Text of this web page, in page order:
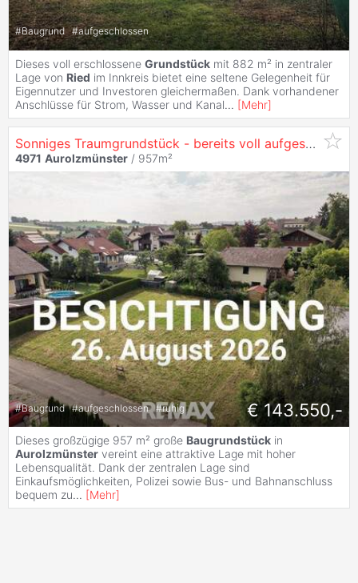
#Baugrund #aufgeschlossen
Dieses voll erschlossene Grundstück mit 882 m² in zentraler
Lage von Ried im Innkreis bietet eine seltene Gelegenheit für
Eigennutzer und Investoren gleichermaßen. Dank vorhandener
Anschlüsse für Strom, Wasser und Kanal... [Mehr]
Sonniges Traumgrundstück - bereits voll aufgeschlossen
4971 Aurolzmünster / 957m²
#Baugrund #aufgeschlossen #ruhig € 143.550,-
Dieses großzügige 957 m² große Baugrundstück in
Aurolzmünster vereint eine attraktive Lage mit hoher
Lebensqualität. Dank der zentralen Lage sind
Einkaufsmöglichkeiten, Polizei sowie Bus- und Bahnanschluss
bequem zu... [Mehr]